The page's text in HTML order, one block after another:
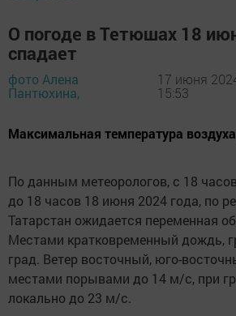
О погоде в Тетюшах 18
спадает
фото Алена
Пантюхина,
17 июня
15:53
Максимальная температура
По данным метеорологов, с 18
до 18 часов 18 июня 2024 года, по
Татарстан ожидается переменная
Местами кратковременный дождь,
град. Ветер восточный, юго-
местами порывами до 14 м/с, при
локально до 23 м/с.